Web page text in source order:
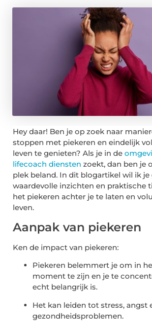
Hey daar! Ben je op zoek naar
stoppen met piekeren en eindelijk
leven te genieten? Als je in de
lifecoach diensten zoekt, dan ben je
plek beland. In dit blogartikel wil ik je
waardevolle inzichten en praktische
het piekeren achter je te laten en
leven.
Aanpak van piekeren
Ken de impact van piekeren:
Piekeren belemmert je om in
moment te zijn en je te
echt belangrijk is.
Het kan leiden tot stress, angst
gezondheidsproblemen.